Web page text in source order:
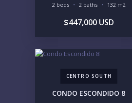
2 beds 2 baths 132 m2
$447,000 USD
CENTRO SOUTH
CONDO ESCONDIDO 8